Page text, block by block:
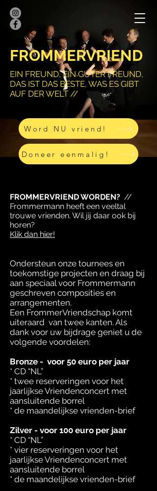
FROMMERVRIEND
EIN FREUND, EIN GUTER FREUND,
DAS IST DAS BESTE, WAS ES GIBT
AUF DER WELT //
Word NU vriend!
Doneer eenmalig!
FROMMERVRIEND WORDEN? //
Frommermann heeft een veeltal
trouwe vrienden. Wil jij daar ook bij
horen?
Klik dan hier!
Ondersteun onze tournees en
toekomstige projecten en draag bij
aan speciaal voor Frommermann
geschreven composities en
arrangementen.
Een FrommerVriendschap komt
uiteraard van twee kanten. Als
dank voor uw bijdrage geniet u de
volgende voordelen:
Bronze - voor 50 euro per jaar
* CD “NL”
* twee reserveringen voor het
jaarlijkse Vriendenconcert met
aansluitende borrel
* de maandelijkse vrienden-brief
Zilver - voor 100 euro per jaar
* CD “NL”
* vier reserveringen voor het
jaarlijkse Vriendenconcert met
aansluitende borrel
* de maandelijkse vrienden-brief